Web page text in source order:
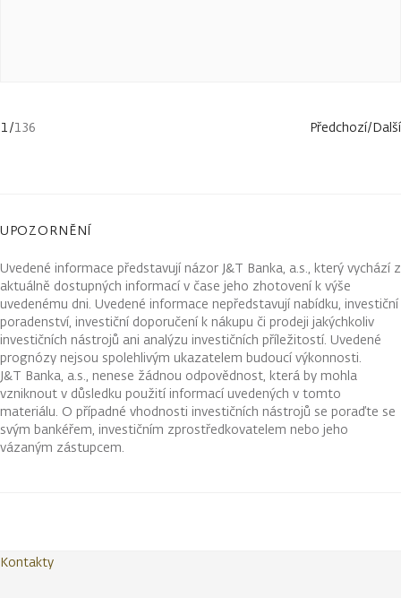
1/136 Předchozí/Další
UPOZORNĚNÍ
Uvedené informace představují názor J&T Banka, a.s., který vychází z
aktuálně dostupných informací v čase jeho zhotovení k výše
uvedenému dni. Uvedené informace nepředstavují nabídku, investiční
poradenství, investiční doporučení k nákupu či prodeji jakýchkoliv
investičních nástrojů ani analýzu investičních příležitostí. Uvedené
prognózy nejsou spolehlivým ukazatelem budoucí výkonnosti.
J&T Banka, a.s., nenese žádnou odpovědnost, která by mohla
vzniknout v důsledku použití informací uvedených v tomto
materiálu. O případné vhodnosti investičních nástrojů se poraďte se
svým bankéřem, investičním zprostředkovatelem nebo jeho
vázaným zástupcem.
Kontakty